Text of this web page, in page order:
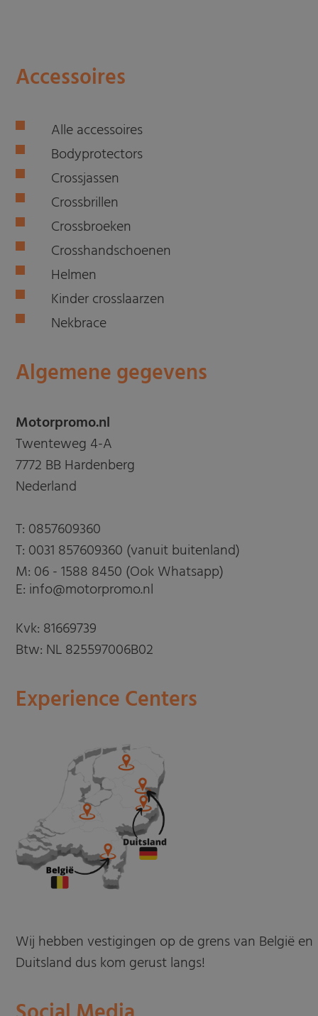
Accessoires
Alle accessoires
Bodyprotectors
Crossjassen
Crossbrillen
Crossbroeken
Crosshandschoenen
Helmen
Kinder crosslaarzen
Nekbrace
Algemene gegevens
Motorpromo.nl
Twenteweg 4-A
7772 BB Hardenberg
Nederland
T: 0857609360
T: 0031 857609360 (vanuit buitenland)
M: 06 - 1588 8450 (Ook Whatsapp)
E: info@motorpromo.nl
Kvk: 81669739
Btw: NL 825597006B02
Experience Centers
Wij hebben vestigingen op de grens van België en
Duitsland dus kom gerust langs!